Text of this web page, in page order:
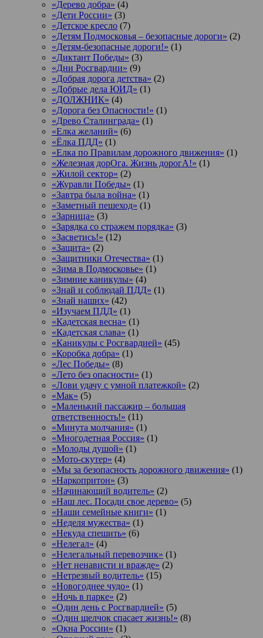
«Дерево добра» (4)
«Дети России» (3)
«Детское кресло (7)
«Детям Подмосковья – безопасные дороги» (2)
«Детям-безопасные дороги!» (1)
«Диктант Победы» (3)
«Дни Росгвардии» (9)
«Добрая дорога детства» (2)
«Добрые дела ЮИД» (1)
«ДОЛЖНИК» (4)
«Дорога без Опасности!» (1)
«Древо Сталинграда» (1)
«Елка желаний» (6)
«Ёлка ПДД» (1)
«Елка по Правилам дорожного движения» (1)
«Железная дорОга. Жизнь дорогА!» (1)
«Жилой сектор» (2)
«Журавли Победы» (1)
«Завтра была война» (1)
«Заметный пешеход» (1)
«Зарница» (3)
«Зарядка со стражем порядка» (3)
«Засветись!» (12)
«Защита» (2)
«Защитники Отечества» (1)
«Зима в Подмосковье» (1)
«Зимние каникулы» (4)
«Знай и соблюдай ПДД» (1)
«Знай наших» (42)
«Изучаем ПДД» (1)
«Кадетская весна» (1)
«Кадетская слава» (1)
«Каникулы с Росгвардией» (45)
«Коробка добра» (1)
«Лес Победы» (8)
«Лето без опасности» (1)
«Лови удачу с умной платежкой» (2)
«Мак» (5)
«Маленький пассажир – большая
ответственность!» (11)
«Минута молчания» (1)
«Многодетная Россия» (1)
«Молоды душой» (1)
«Мото-скутер» (4)
«Мы за безопасность дорожного движения» (1)
«Наркопритон» (3)
«Начинающий водитель» (2)
«Наш лес. Посади свое дерево» (5)
«Наши семейные книги» (1)
«Неделя мужества» (1)
«Некуда спешить» (6)
«Нелегал» (4)
«Нелегальный перевозчик» (1)
«Нет ненависти и вражде» (2)
«Нетрезвый водитель» (15)
«Новогоднее чудо» (1)
«Ночь в парке» (2)
«Один день с Росгвардией» (5)
«Один щелчок спасает жизнь!» (8)
«Окна России» (1)